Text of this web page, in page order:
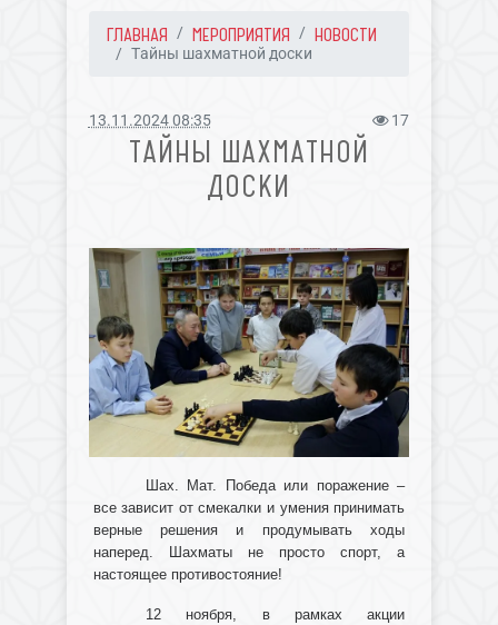
ГЛАВНАЯ МЕРОПРИЯТИЯ НОВОСТИ
Тайны шахматной доски
13.11.2024 08:35 17
ТАЙНЫ ШАХМАТНОЙ
ДОСКИ
Шах. Мат. Победа или поражение –
все зависит от смекалки и умения принимать
верные решения и продумывать ходы
наперед. Шахматы не просто спорт, а
настоящее противостояние!
12 ноября, в рамках акции